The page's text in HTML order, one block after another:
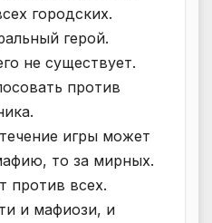
городских.
герой.
не существует.
против
игры может
то за мирных.
против всех.
и мафиози, и